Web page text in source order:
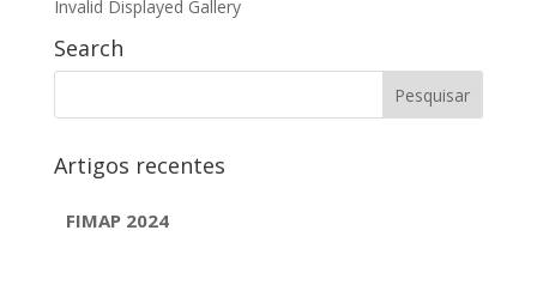
Invalid Displayed Gallery
Search
Artigos recentes
FIMAP 2024